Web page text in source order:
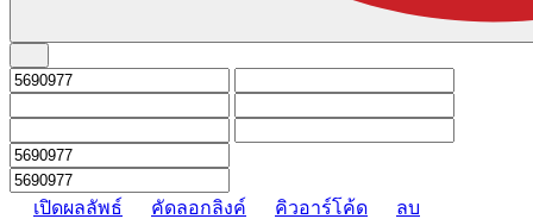
เปิดผลลัพธ์ คัดลอกลิงค์ คิวอาร์โค้ด ลบ